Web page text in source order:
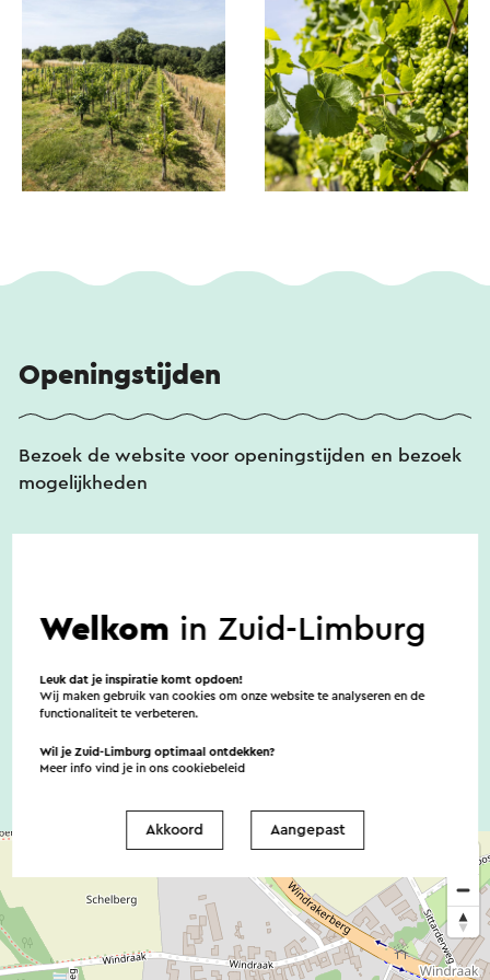
uitzicht op de wijngaard en de educatiewijngaard.
Dan loop je rechtdoor langs de wijngaard tussen
een robuuste Limburgse haag en bramen en
bessen struiken door. Halverwege staan een
pergola met bank met uitzicht over het plateau
van Windraak. Wanneer je aan het einde van het
pad komt (100 mtr.), ontdek je een picknick plaats
Na de picknick vervolg je het pad terug en ga je
Hoddelsley, ga hier rechts af en vervolg de
oorspronkelijke route van de Route des Vins
Sittard.
Openingstijden
Bezoek de website voor openingstijden en bezoek
mogelijkheden
toegankelijkheidsvoorzieningen
Welkom in Zuid-Limburg
Leuk dat je inspiratie komt opdoen!
Wij maken gebruik van cookies om onze website te analyseren en de
functionaliteit te verbeteren.
Wil je Zuid-Limburg optimaal ontdekken?
Meer info vind je in onscookiebeleid
Akkoord Aangepast